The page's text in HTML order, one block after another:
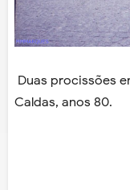
Duas procissões
Caldas, anos 80.